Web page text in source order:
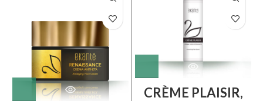
CRÈME PLAISIR,